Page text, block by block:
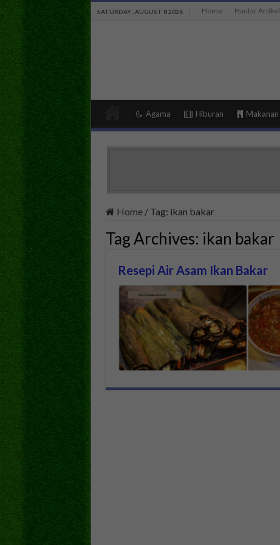
SATURDAY , AUGUST 8 2026 Home Hantar Artikel
Agama Hiburan Makanan
Home / Tag: ikan bakar
Tag Archives: ikan bakar
Resepi Air Asam Ikan Bakar